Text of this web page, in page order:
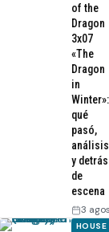
of the
Dragon
3x07
«The
Dragon
in
Winter»:
qué
pasó,
análisis
y detrás
de
escena
3
HOUSE